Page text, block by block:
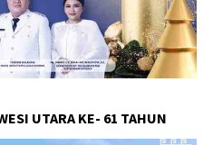
UTARA KE- 61 TAHUN